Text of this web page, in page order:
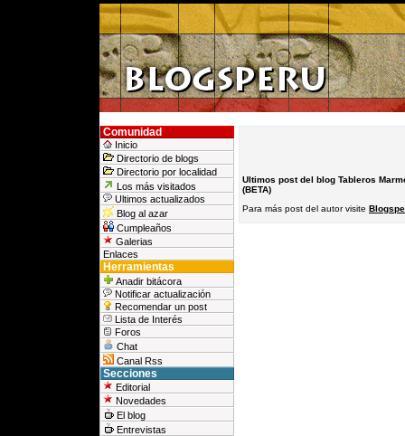
Comunidad
Inicio
Directorio de blogs
Directorio por localidad
Los más visitados
Ultimos actualizados
Blog al azar
Cumpleaños
Galerias
Enlaces
Herramientas
Anadir bitácora
Notificar actualización
Recomendar un post
Lista de Interés
Foros
Chat
Canal Rss
Secciones
Editorial
Novedades
El blog
Entrevistas
Ultimos post del blog Tableros
(BETA)
Para más post del autor visite